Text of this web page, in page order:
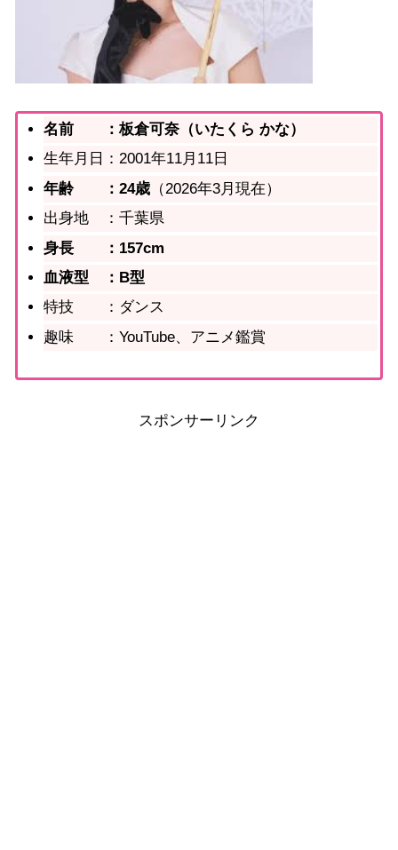
名前 ：板倉可奈（いたくら かな）
生年月日：2001年11月11日
年齢 ：24歳 （2026年3月現在）
出身地 ：千葉県
身長 ：157cm
血液型 ：B型
特技 ：ダンス
趣味 ：YouTube、アニメ鑑賞
スポンサーリンク